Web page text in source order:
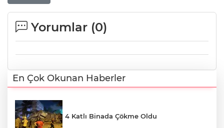
Yorumlar (0)
En Çok Okunan Haberler
4 Katlı Binada Çökme Oldu